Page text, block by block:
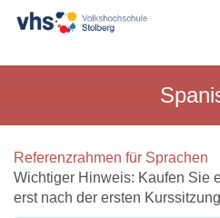
Referenzrahmen für Sprachen
Wichtiger Hinweis: Kaufen Sie
erst nach der ersten